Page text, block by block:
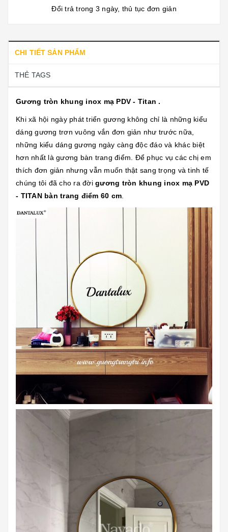
Đổi trả trong 3 ngày, thủ tục đơn giản
CHI TIẾT SẢN PHẨM
THẺ TAGS
Gương tròn khung inox mạ PDV - Titan .
Khi xã hội ngày phát triển gương không chỉ là những kiểu
dáng gương trơn vuông vắn đơn giản như trước nữa,
những kiểu dáng gương ngày càng độc đáo và khác biệt
hơn nhất là gương bàn trang điểm. Để phục vụ các chị em
thích đơn giản nhưng vẫn muốn thật sang trọng và tinh tế
chúng tôi đã cho ra đời gương tròn khung inox mạ PVD
- TITAN bàn trang điểm 60 cm